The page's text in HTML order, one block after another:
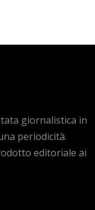
giornalistica in
periodicità.
editoriale ai